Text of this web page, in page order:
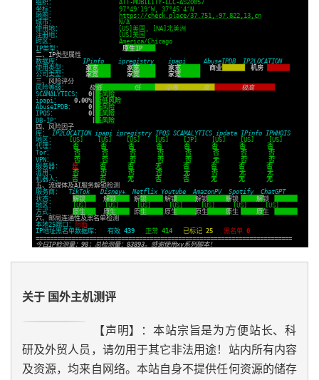
关于 国外主机测评
【声明】：本站宗旨是为方便站长、科
研及外贸人员，请勿用于其它非法用途！站内所有内容
及资源，均来自网络。本站自身不提供任何资源的储存